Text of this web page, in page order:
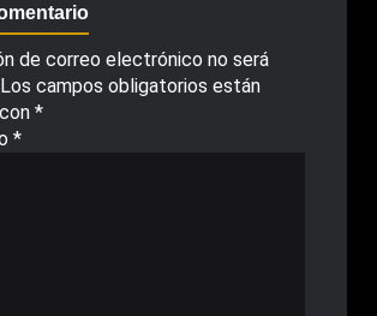
de correo electrónico no será
Los campos obligatorios están
*
*